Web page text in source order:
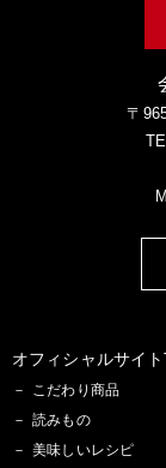
〒
オフィシャルサイ
こだわり商品
読みもの
美味しいレシピ